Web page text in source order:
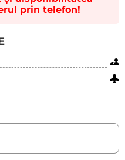
prin telefon!